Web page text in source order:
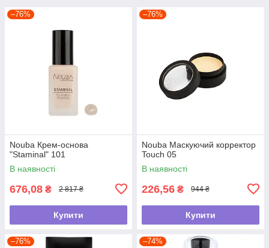
–76%
Nouba Крем-основа
"Staminal" 101
В наявності
676,08 ₴ 2 817 ₴
Купити
–76%
Nouba Маскуючий корректор
Touch 05
В наявності
226,56 ₴ 944 ₴
Купити
–76% –74%